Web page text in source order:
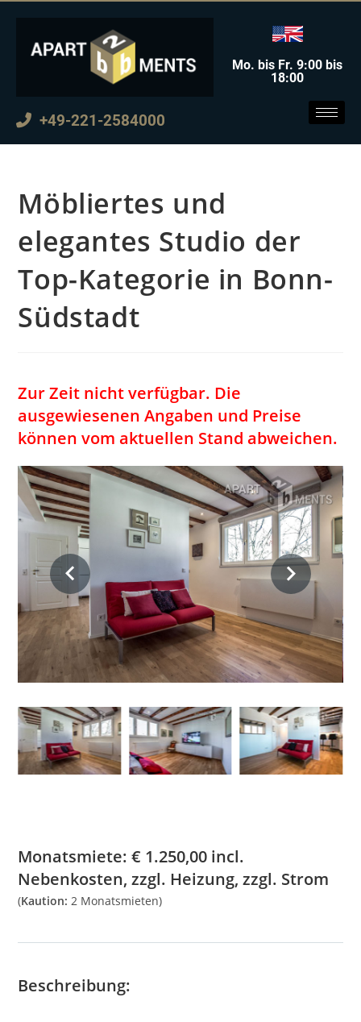
+49-221-2584000
Mo. bis Fr. 9:00 bis
18:00
Möbliertes und
elegantes Studio der
Top-Kategorie in Bonn-
Südstadt
Zur Zeit nicht verfügbar. Die
ausgewiesenen Angaben und Preise
können vom aktuellen Stand abweichen.
Monatsmiete:€ 1.250,00 incl.
Nebenkosten, zzgl. Heizung, zzgl. Strom
(Kaution: 2 Monatsmieten)
Beschreibung: